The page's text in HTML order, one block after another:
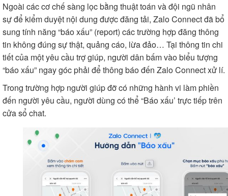
Ngoài các cơ chế sàng lọc bằng thuật toán và đội ngũ nhân
sự để kiểm duyệt nội dung được đăng tải, Zalo Connect đã bổ
sung tính năng “báo xấu” (report) các trường hợp đăng thông
tin không đúng sự thật, quảng cáo, lừa đảo… Tại thông tin chi
tiết của một yêu cầu trợ giúp, người dân bấm vào biểu tượng
“báo xấu” ngay góc phải để thông báo đến Zalo Connect xử lí.
Trong trường hợp người giúp đỡ có những hành vi làm phiền
đến người yêu cầu, người dùng có thể “Báo xấu’ trực tiếp trên
cửa sổ chat.